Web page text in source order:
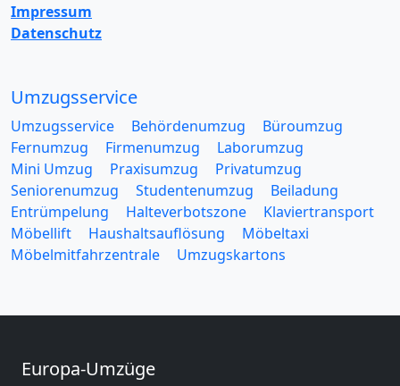
Impressum
Datenschutz
Umzugsservice
Umzugsservice Behördenumzug
Büroumzug
Fernumzug
Firmenumzug
Laborumzug
Mini Umzug
Praxisumzug
Privatumzug
Seniorenumzug
Studentenumzug
Beiladung
Entrümpelung
Halteverbotszone
Klaviertransport
Möbellift
Haushaltsauflösung
Möbeltaxi
Möbelmitfahrzentrale
Umzugskartons
Europa-Umzüge